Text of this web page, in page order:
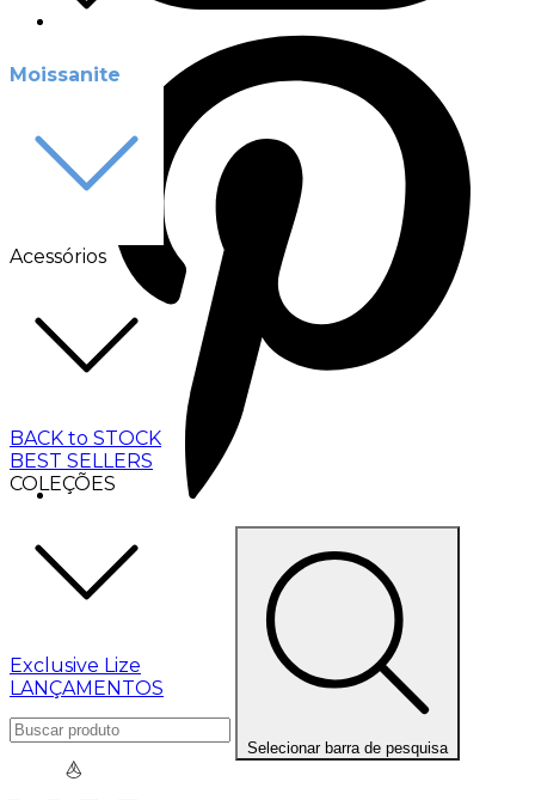
Moissanite
Acessórios
BACK to STOCK
BEST SELLERS
COLEÇÕES
Exclusive Lize
LANÇAMENTOS
Selecionar barra de pesquisa